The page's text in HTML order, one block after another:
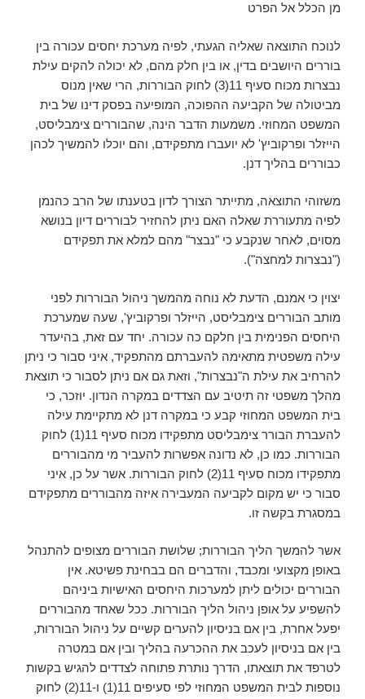
מן הכלל אל הפרט
לנוכח התוצאה שאליה הגעתי, לפיה מערכת יחסים עכורה בין
בוררים היושבים בדין, או בין חלק מהם, לא יכולה להקים עילת
נבצרות מכוח סעיף 11(3) לחוק הבוררות, הרי שאין מנוס
מביטולה של הקביעה ההפוכה, המופיעה בפסק דינו של בית
המשפט המחוזי. משמעות הדבר הינה, שהבוררים צימבליסט,
הייזלר ופרקוביץ' לא יועברו מתפקידם, והם יוכלו להמשיך לכהן
כבוררים בהליך דנן.
משזוהי התוצאה, מתייתר הצורך לדון בטענתו של הרב כהנמן
לפיה מתעוררת שאלה האם ניתן להחזיר לבוררים דיון בנושא
מסוים, לאחר שנקבע כי "נבצר" מהם למלא את תפקידם
("נבצרות למחצה").
יצוין כי אמנם, הדעת לא נוחה מהמשך ניהול הבוררות לפני
מותב הבוררים צימבליסט, הייזלר ופרקוביץ', שעה שמערכת
היחסים הפנימית בין חלקם כה עכורה. יחד עם זאת, בהיעדר
עילה משפטית מתאימה להעברתם מהתפקיד, איני סבור כי ניתן
להרחיב את עילת ה"נבצרות", וזאת גם אם ניתן לסבור כי תוצאת
מהלך משפטי זה תיטיב עם הצדדים במקרה הנדון. יוזכר, כי
בית המשפט המחוזי קבע כי במקרה דנן לא מתקיימת עילה
להעברת הבורר צימבליסט מתפקידו מכוח סעיף 11(1) לחוק
הבוררות. כמו כן, לא נדונה אפשרות להעביר מי מהבוררים
מתפקידו מכוח סעיף 11(2) לחוק הבוררות. אשר על כן, איני
סבור כי יש מקום לקביעה המעבירה איזה מהבוררים מתפקידם
במסגרת בקשה זו.
אשר להמשך הליך הבוררות; שלושת הבוררים מצופים להתנהל
באופן מקצועי ומכבד, והדברים הם בבחינת פשיטא. אין
הבוררים יכולים ליתן למערכות היחסים האישיות ביניהם
להשפיע על אופן ניהול הליך הבוררות. ככל שאחד מהבוררים
יפעל אחרת, בין אם בניסיון להערים קשיים על ניהול הבוררות,
בין אם בניסיון לעכב את ההכרעה בהליך ובין אם במטרה
לטרפד את תוצאתו, הדרך נותרת פתוחה לצדדים להגיש בקשות
נוספות לבית המשפט המחוזי לפי סעיפים 11(1) ו-11(2) לחוק